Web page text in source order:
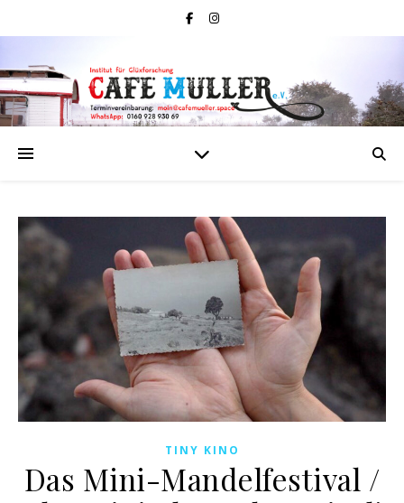
TINY KINO
Das Mini-Mandelfestival /